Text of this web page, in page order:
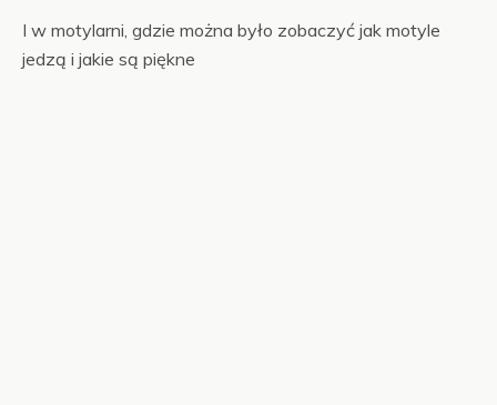
I w motylarni, gdzie można było zobaczyć jak motyle
jedzą i jakie są piękne